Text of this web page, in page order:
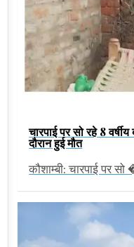
चारपाई पर सो रहे 8
दौरान हुई मौत
कौशाम्बी: चारपाई पर सो